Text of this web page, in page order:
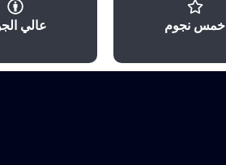
خمس نجوم عالي